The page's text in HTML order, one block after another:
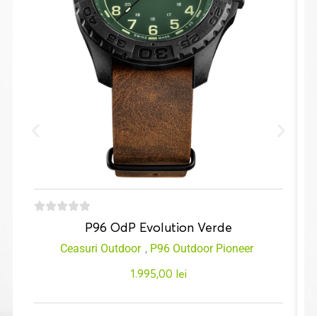
P96 OdP Evolution Verde
Ceasuri Outdoor , P96 Outdoor Pioneer
1.995,00 lei